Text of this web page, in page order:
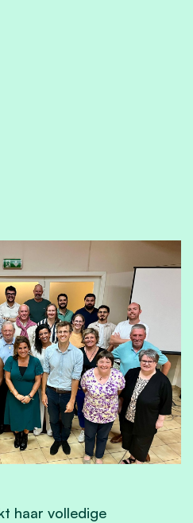
haar volledige